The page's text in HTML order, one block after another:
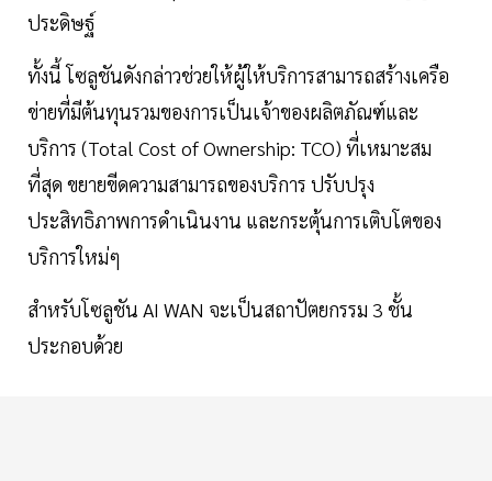
ประดิษฐ์
ทั้งนี้ โซลูชันดังกล่าวช่วยให้ผู้ให้บริการสามารถสร้างเครือ
ข่ายที่มีต้นทุนรวมของการเป็นเจ้าของผลิตภัณฑ์และ
บริการ (Total Cost of Ownership: TCO) ที่เหมาะสม
ที่สุด ขยายขีดความสามารถของบริการ ปรับปรุง
ประสิทธิภาพการดำเนินงาน และกระตุ้นการเติบโตของ
บริการใหม่ๆ
สำหรับโซลูชัน AI WAN จะเป็นสถาปัตยกรรม 3 ชั้น
ประกอบด้วย